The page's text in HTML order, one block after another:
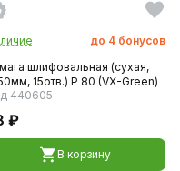
до 4 бонусов
шлифовальная (сухая,
15отв.) P 80 (VX-Green)
440605
₽
В корзину